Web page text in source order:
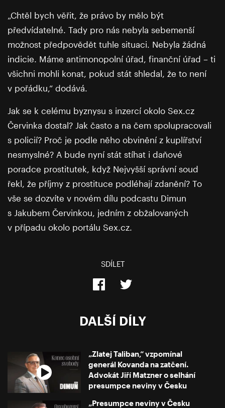
„Chtěl bych věřit, že právo by mělo být
předvídatelné. Tady pro nás nebyla sebemenší
možnost předpovědět tuhle situaci. Nebyla žádná
indicie. Máme antimonopolní úřad, finanční úřad – ti
všichni mohli konat, pokud stát shledal, že to není
v pořádku,“ dodává.
Jak se k celému byznysu s inzercí okolo Sex.cz
Červinka dostal? Jak často a na čem spolupracovali
s policií? Proč je podle něho obvinění z kuplířství
nesmyslné? A bude nyní stát stíhat i daňové
poradce prostitutek, když Nejvyšší správní soud
řekl, že příjmy z prostituce podléhají zdanění? To
vše se dozvíte v novém dílu podcastu Dimun
s Jakubem Červinkou, jedním z obžalovaných
v případu okolo portálu Sex.cz.
SDÍLET
DALŠÍ DÍLY
„Zlatej Taliban,“ vzpomínal
generál Kovanda na zatčení.
Advokát Jiří Matzner o selhání
presumpce neviny v Česku
„Presumpce neviny v Česku